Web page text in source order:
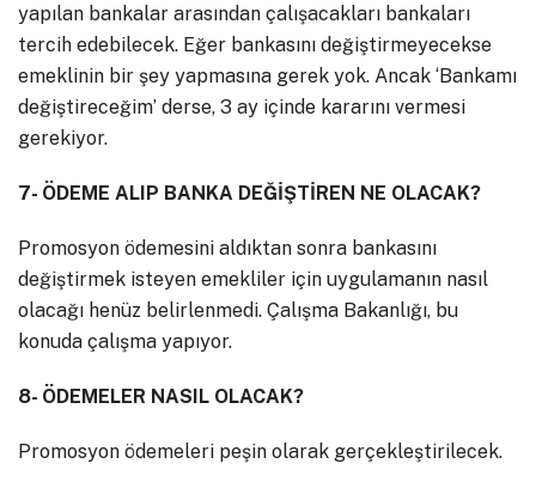
yapılan bankalar arasından çalışacakları bankaları
tercih edebilecek. Eğer bankasını değiştirmeyecekse
emeklinin bir şey yapmasına gerek yok. Ancak ‘Bankamı
değiştireceğim’ derse, 3 ay içinde kararını vermesi
gerekiyor.
7- ÖDEME ALIP BANKA DEĞİŞTİREN NE OLACAK?
Promosyon ödemesini aldıktan sonra bankasını
değiştirmek isteyen emekliler için uygulamanın nasıl
olacağı henüz belirlenmedi. Çalışma Bakanlığı, bu
konuda çalışma yapıyor.
8- ÖDEMELER NASIL OLACAK?
Promosyon ödemeleri peşin olarak gerçekleştirilecek.